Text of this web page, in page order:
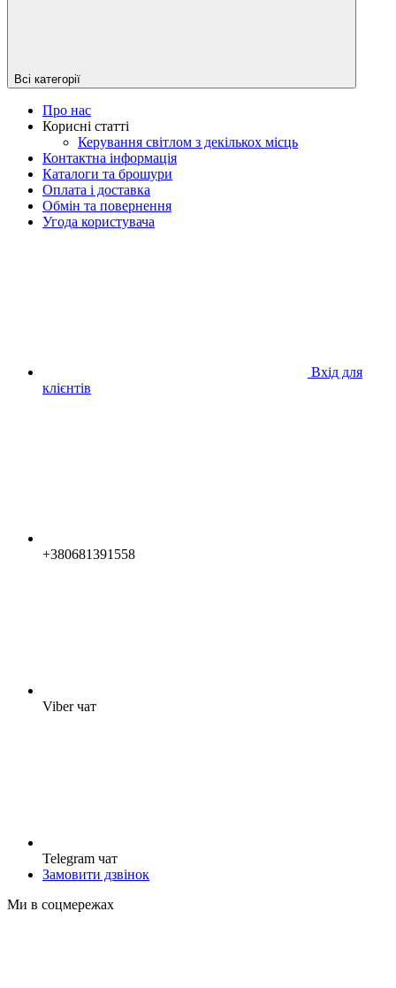
Всі категорії
Про нас
Корисні статті
Керування світлом з декількох місць
Контактна інформація
Каталоги та брошури
Оплата і доставка
Обмін та повернення
Угода користувача
Вхід для
клієнтів
+380681391558
Viber чат
Telegram чат
Замовити дзвінок
Ми в соцмережах